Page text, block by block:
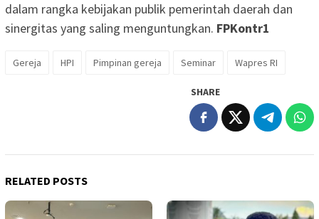
dalam rangka kebijakan publik pemerintah daerah dan
sinergitas yang saling menguntungkan. FPKontr1
Gereja HPI Pimpinan gereja Seminar Wapres RI
SHARE
RELATED POSTS